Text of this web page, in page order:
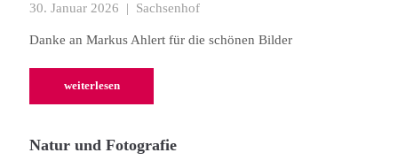
30. Januar 2026 | Sachsenhof
Danke an Markus Ahlert für die schönen Bilder
weiterlesen
Natur und Fotografie